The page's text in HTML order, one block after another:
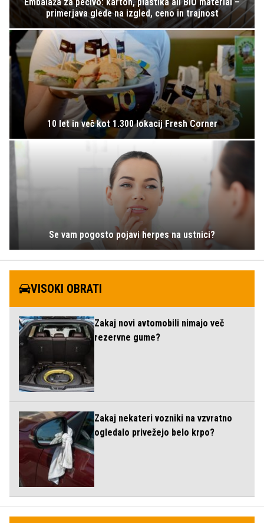
primerjava glede na izgled, ceno in trajnost
10 let in več kot 1.300 lokacij Fresh Corner
Se vam pogosto pojavi herpes na ustnici?
VISOKI OBRATI
Zakaj novi avtomobili nimajo več
rezervne gume?
Zakaj nekateri vozniki na vzvratno
ogledalo privežejo belo krpo?